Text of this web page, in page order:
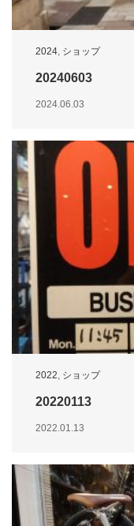
2024, ショップ
20240603
2024.06.03
2022, ショップ
20220113
2022.01.13